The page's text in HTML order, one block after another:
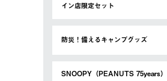
イン店限定セット
防災！備えるキャンプグッズ
SNOOPY（PEANUTS 75years）